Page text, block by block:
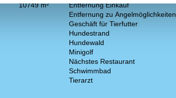
10749 m²
Entfernung Einkauf
Entfernung zu Angelmöglichkeiten
Geschäft für Tierfutter
Hundestrand
Hundewald
Minigolf
Nächstes Restaurant
Schwimmbad
Tierarzt